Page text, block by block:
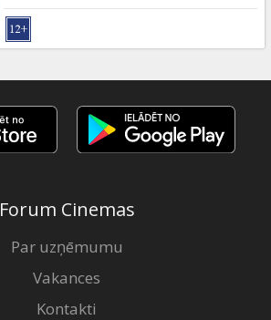
Forum Cinemas
Par uzņēmumu
Vakances
Kontakti